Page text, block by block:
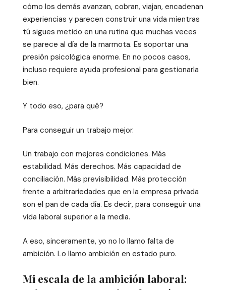
cómo los demás avanzan, cobran, viajan, encadenan
experiencias y parecen construir una vida mientras
tú sigues metido en una rutina que muchas veces
se parece al día de la marmota. Es soportar una
presión psicológica enorme. En no pocos casos,
incluso requiere ayuda profesional para gestionarla
bien.
Y todo eso, ¿para qué?
Para conseguir un trabajo mejor.
Un trabajo con mejores condiciones. Más
estabilidad. Más derechos. Más capacidad de
conciliación. Más previsibilidad. Más protección
frente a arbitrariedades que en la empresa privada
son el pan de cada día. Es decir, para conseguir una
vida laboral superior a la media.
A eso, sinceramente, yo no lo llamo falta de
ambición. Lo llamo ambición en estado puro.
Mi escala de la ambición laboral: